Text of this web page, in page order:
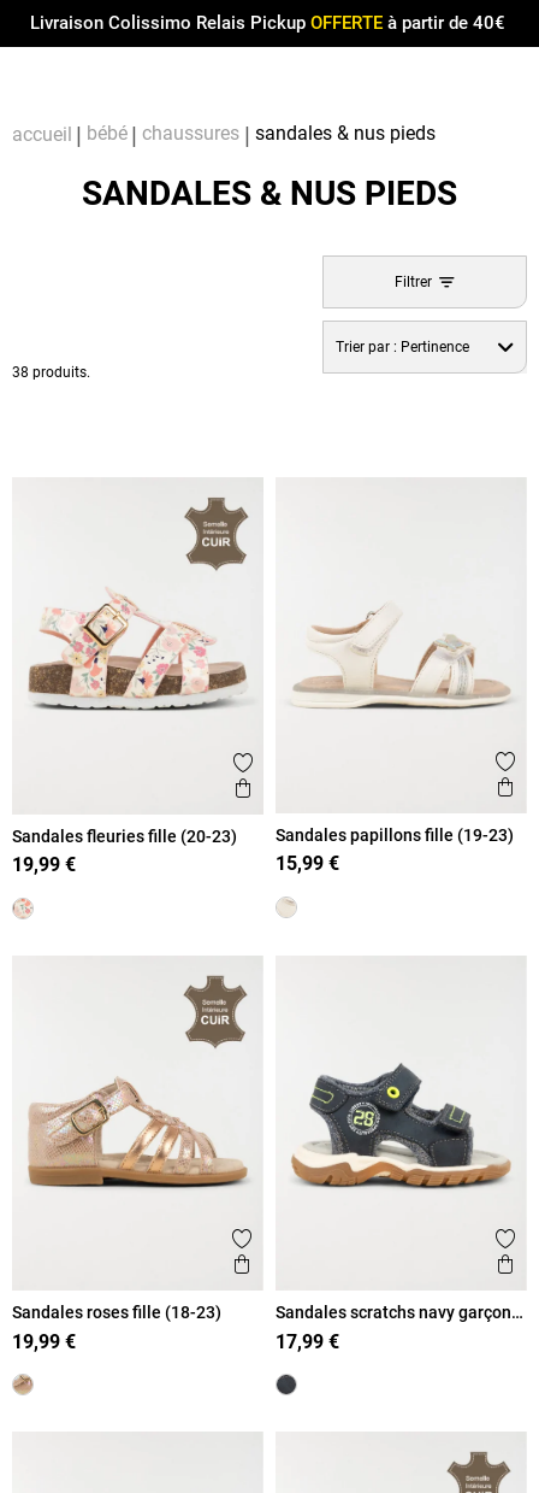
Livraison Colissimo Relais Pickup OFFERTEà partir de 40€
accueil bébé chaussures sandales & nus pieds
SANDALES & NUS PIEDS
38 produits.
Filtrer
Trier par : Pertinence
Ajouter aux favoris
Aperçu rapide
Sandales fleuries fille (20-23)
19,99 €
Sandales papillons fille (19-23)
15,99 €
Ajouter aux favoris
Aperçu rapide
Sandales roses fille (18-23)
19,99 €
Sandales scratchs navy garçon
(19-23)
17,99 €